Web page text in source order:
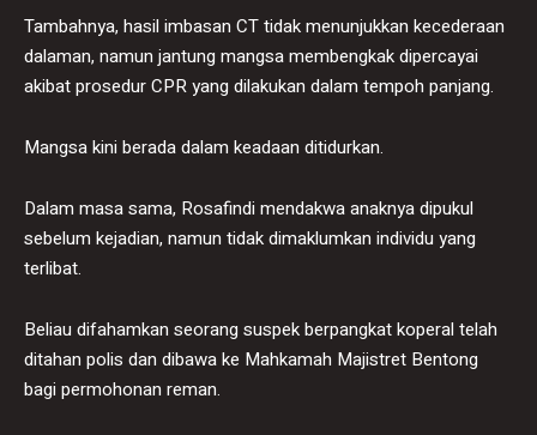
Tambahnya, hasil imbasan CT tidak menunjukkan kecederaan
dalaman, namun jantung mangsa membengkak dipercayai
akibat prosedur CPR yang dilakukan dalam tempoh panjang.
Mangsa kini berada dalam keadaan ditidurkan.
Dalam masa sama, Rosafindi mendakwa anaknya dipukul
sebelum kejadian, namun tidak dimaklumkan individu yang
terlibat.
Beliau difahamkan seorang suspek berpangkat koperal telah
ditahan polis dan dibawa ke Mahkamah Majistret Bentong
bagi permohonan reman.